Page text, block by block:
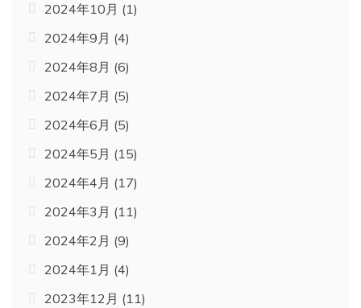
2024年10月 (1)
2024年9月 (4)
2024年8月 (6)
2024年7月 (5)
2024年6月 (5)
2024年5月 (15)
2024年4月 (17)
2024年3月 (11)
2024年2月 (9)
2024年1月 (4)
2023年12月 (11)